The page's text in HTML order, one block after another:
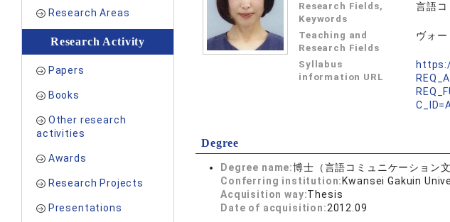
Research Areas
Research Activity
Papers
Books
Other research
activities
Awards
Research Projects
Presentations
Research Fields,
Keywords
言語コ
Teaching and
Research Fields
ヴォ
Syllabus
information URL
Degree
Degree name:博士（言語コミュニケーション文
Conferring institution: Kwansei Gakuin
Acquisition way:Thesis
Date of acquisition:2012.09